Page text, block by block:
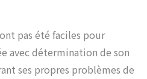
pas été faciles pour
avec détermination de son
ses propres problèmes de